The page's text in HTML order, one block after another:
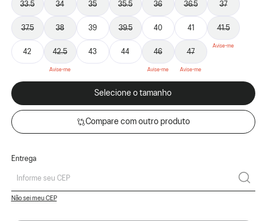
33.5 34 35 35.5 36 36.5 37
37.5 38 39 39.5 40 41 41.5
42 42.5 43 44 46 47
Selecione o tamanho
Compare com outro produto
Entrega
Não sei meu CEP